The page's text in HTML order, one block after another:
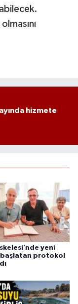
hizmete
yeni
protokol